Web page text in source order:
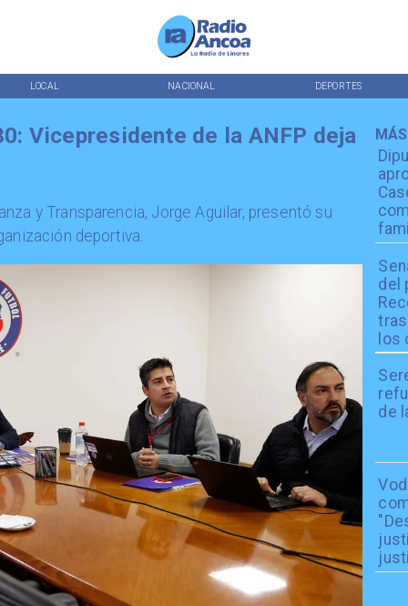
LOCAL NACIONAL DEPORTES
del
los
de
Vicepresidente de la ANFP deja
y Transparencia, Jorge Aguilar, presentó su
deportiva.